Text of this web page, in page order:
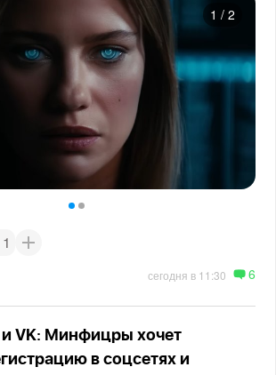
1 / 2
1
сегодня в 11:30 6
и VK: Минфицры хочет
в соцсетях и